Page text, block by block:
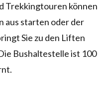
Trekkingtouren können
aus starten oder der
Sie zu den Liften
Bushaltestelle ist 100